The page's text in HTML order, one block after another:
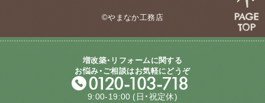
©やまなか工務店
増改築・リフォームに関する
お悩み・ご相談はお気軽にどうぞ
9:00-19:00 (日・祝定休)